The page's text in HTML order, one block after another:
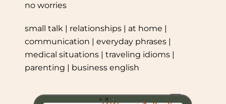
no worries
small talk | relationships | at home |
communication | everyday phrases |
medical situations | traveling idioms |
parenting | business english